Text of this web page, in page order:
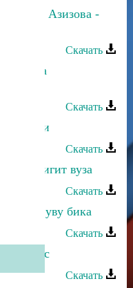
Азизова -
Скачать
Абдула
Скачать
бадали
Скачать
бици игит вуза
Скачать
пачча уву бика
Скачать
сес
Скачать